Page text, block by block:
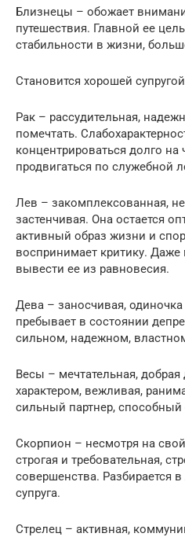
Близнецы – обожает
путешествия. Главной ее
стабильности в жизни,
Становится хорошей
Рак – рассудительная,
помечтать.
концентрироваться долго
продвигаться по служебной
Лев – закомплексованная,
застенчивая. Она остается
активный образ жизни и
воспринимает критику.
вывести ее из равновесия.
Дева – заносчивая,
пребывает в состоянии
сильном, надежном,
Весы – мечтательная,
характером, вежливая,
сильный партнер, способный
Скорпион – несмотря на
строгая и требовательная,
совершенства. Разбирается
супруга.
Стрелец – активная,